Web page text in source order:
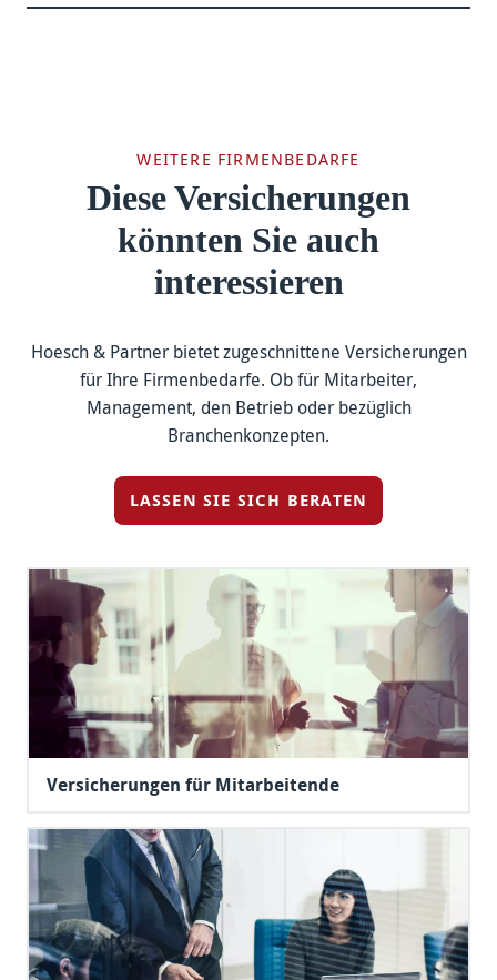
WEITERE FIRMENBEDARFE
Diese Versicherungen
könnten Sie auch
interessieren
Hoesch & Partner bietet zugeschnittene Versicherungen
für Ihre Firmenbedarfe. Ob für Mitarbeiter,
Management, den Betrieb oder bezüglich
Branchenkonzepten.
LASSEN SIE SICH BERATEN
Versicherungen für Mitarbeitende